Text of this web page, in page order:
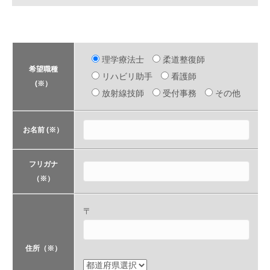
希望職種
(※）
理学療法士
柔道整復師
リハビリ助手
看護師
放射線技師
受付事務 その他
お名前 (※）
フリガナ
（※）
住所（※）
〒